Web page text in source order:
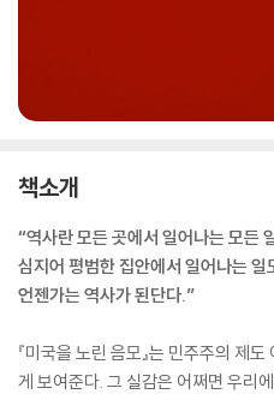
책소개
“역사란 모든 곳에서 일어나는 모든
심지어 평범한 집안에서 일어나는 일
언젠가는 역사가 된단다.”
『미국을 노린 음모』는 민주주의 제
게 보여준다. 그 실감은 어쩌면 우리